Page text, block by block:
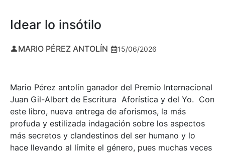
Idear lo insótilo
MARIO PÉREZ ANTOLÍN 15/06/2026
Mario Pérez antolín ganador del Premio Internacional
Juan Gil-Albert de Escritura Aforística y del Yo. Con
este libro, nueva entrega de aforismos, la más
profuda y estilizada indagación sobre los aspectos
más secretos y clandestinos del ser humano y lo
hace llevando al límite el género, pues muchas veces